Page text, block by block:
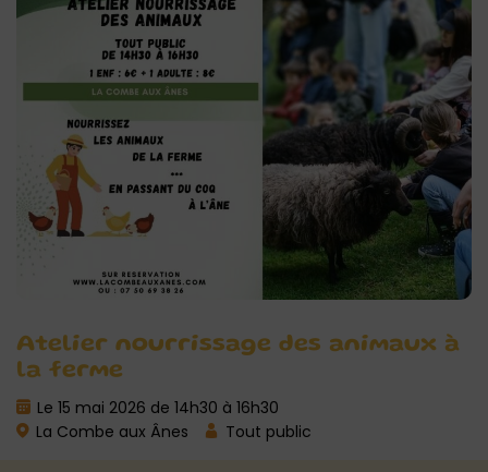
Atelier nourrissage des animaux à
la ferme
Le 15 mai 2026 de 14h30 à 16h30
La Combe aux Ânes
Tout public